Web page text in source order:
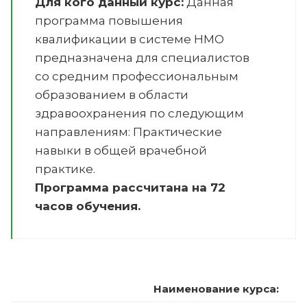
программа повышения
квалификации в системе НМО
предназначена для специалистов
со средним профессиональным
образованием в области
здравоохранения по следующим
направлениям: Практические
навыки в общей врачебной
практике.
Программа рассчитана на 72
часов обучения.
Наименование курса: